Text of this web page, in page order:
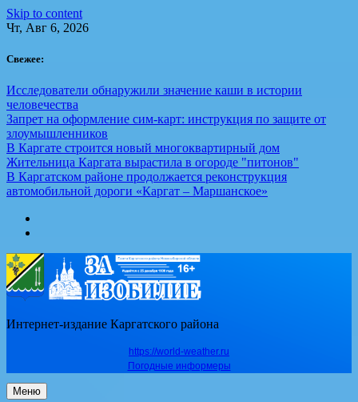
Skip to content
Чт, Авг 6, 2026
Свежее:
Исследователи обнаружили значение каши в истории
человечества
Запрет на оформление сим-карт: инструкция по защите от
злоумышленников
В Каргате строится новый многоквартирный дом
Жительница Каргата вырастила в огороде "питонов"
В Каргатском районе продолжается реконструкция
автомобильной дороги «Каргат – Маршанское»
Интернет-издание Каргатского района
https://world-weather.ru
Погодные информеры
Меню